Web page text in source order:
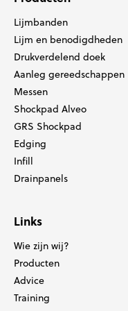
Lijmbanden
Lijm en benodigdheden
Drukverdelend doek
Aanleg gereedschappen
Messen
Shockpad Alveo
GRS Shockpad
Edging
Infill
Drainpanels
Links
Wie zijn wij?
Producten
Advice
Training